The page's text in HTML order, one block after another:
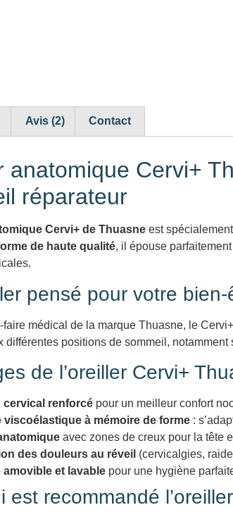
Avis (2) Contact
anatomique Cervi+
réparateur
Cervi+ de Thuasne est
de haute qualité, il épouse
pensé pour votre bien-
faire médical de la marque Thuasne, le
différentes positions de sommeil,
de l’oreiller Cervi+
cervical renforcé pour un meilleur confort
viscoélastique à mémoire de forme :
avec zones de creux pour la tête
des douleurs au réveil (cervicalgies,
amovible et lavable pour une hygiène
est recommandé